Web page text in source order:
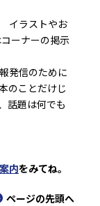
イラストやお
ーナーの掲示
発信のために
のことだけじ
話題は何でも
内をみてね。
ページの先頭へ